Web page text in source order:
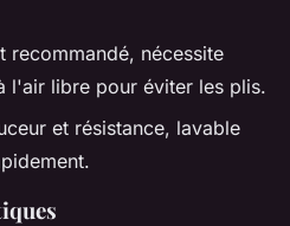
recommandé, nécessite
l'air libre pour éviter les plis.
et résistance, lavable